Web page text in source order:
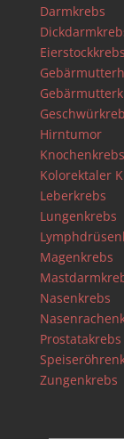
Darmkrebs
Eierstockkrebs
Hirntumor
Knochenkrebs
Kolorektaler
Leberkrebs
Lungenkrebs
Magenkrebs
Nasenkrebs
Prostatakrebs
Zungenkrebs